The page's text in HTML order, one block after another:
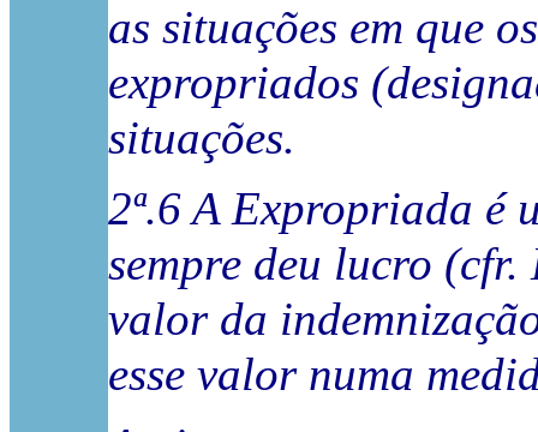
as situações em que
expropriados
situações.
2ª.6 A Expropriada é
sempre deu lucro
valor da
esse valor numa